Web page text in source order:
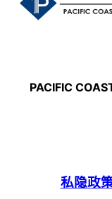
PACIFIC
私隐政